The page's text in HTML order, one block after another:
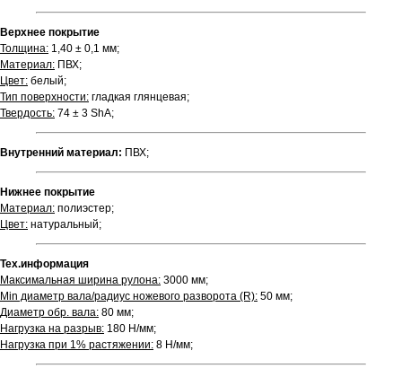
Верхнее покрытие
Толщина: 1,40 ± 0,1 мм;
Материал: ПВХ;
Цвет: белый;
Тип поверхности: гладкая глянцевая;
Твердость: 74 ± 3 ShA;
Внутренний материал: ПВХ;
Нижнее покрытие
Материал: полиэстер;
Цвет: натуральный;
Тех.информация
Максимальная ширина рулона: 3000 мм;
Min диаметр вала/радиус ножевого разворота (R): 50 мм;
Диаметр обр. вала: 80 мм;
Нагрузка на разрыв: 180 Н/мм;
Нагрузка при 1% растяжении: 8 Н/мм;